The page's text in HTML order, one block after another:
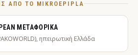
ΑΠΌ ΤΟ MIKROEPIPLA
ΜΕΤΑΦΟΡΙΚΆ
ηπειρωτική Ελλάδα